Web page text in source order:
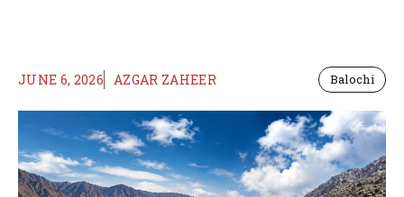
JUNE 6, 2026 AZGAR ZAHEER Balochi